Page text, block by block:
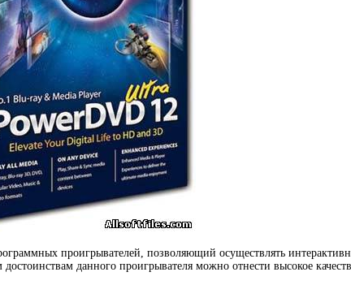
проигрывателей, позволяющий осуществлять
данного проигрывателя можно отнести высокое